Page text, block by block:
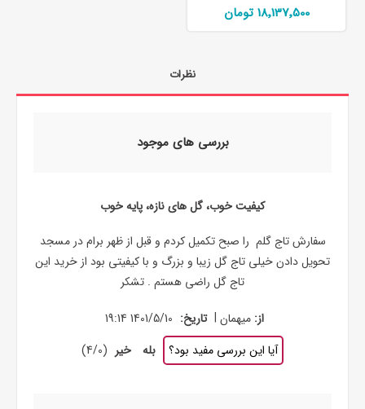
18٬137٬500 تومان
نظرات
بررسی های موجود
کیفیت خوب، گل های نازه، پایه خوب
سفارش تاج گلم را صبح تکمیل کردم و قبل از ظهر برام در مسجد
تحویل دادن خیلی تاج گل زیبا و بزرگ و با کیفیتی بود از خرید این
تاج گل راضی هستم . تشکر
از: میهمان | تاریخ: 1401/5/10 19:14
آیا این بررسی مفید بود؟
بله خیر (
4/0
)